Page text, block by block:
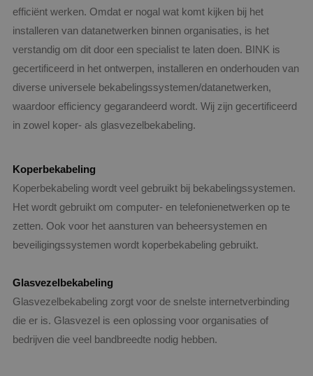
efficiënt werken. Omdat er nogal wat komt kijken bij het
installeren van datanetwerken binnen organisaties, is het
verstandig om dit door een specialist te laten doen. BINK is
gecertificeerd in het ontwerpen, installeren en onderhouden van
diverse universele bekabelingssystemen/datanetwerken,
waardoor efficiency gegarandeerd wordt. Wij zijn gecertificeerd
in zowel koper- als glasvezelbekabeling.
Koperbekabeling
Koperbekabeling wordt veel gebruikt bij bekabelingssystemen.
Het wordt gebruikt om computer- en telefonienetwerken op te
zetten. Ook voor het aansturen van beheersystemen en
beveiligingssystemen wordt koperbekabeling gebruikt.
Glasvezelbekabeling
Glasvezelbekabeling zorgt voor de snelste internetverbinding
die er is. Glasvezel is een oplossing voor organisaties of
bedrijven die veel bandbreedte nodig hebben.